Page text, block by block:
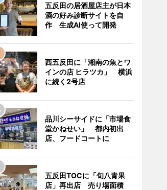
五反田の居酒屋店主が日本
酒の好み診断サイトを自
作 生成AI使って開発
西五反田に「湘南の魚とワ
インの店 ヒラツカ」 横浜
に続く2号店
品川シーサイドに「市場食
堂かねせい」 都内初出
店、フードコートに
五反田TOCに「旬八青果
店」再出店 売り場面積